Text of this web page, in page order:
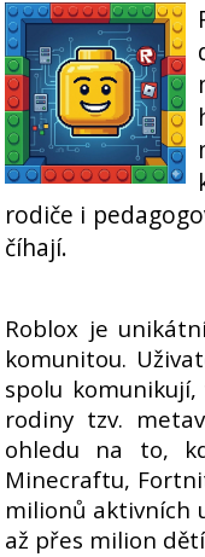
rodiče i
číhají.
Roblox je
komunitou.
spolu
rodiny tzv.
ohledu na to,
Minecraftu,
milionů aktivních
až přes milion